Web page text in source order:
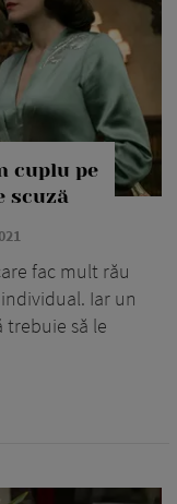
cuplu pe
scuză
fac mult rău
Iar un
trebuie să le